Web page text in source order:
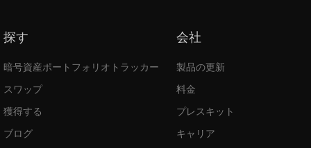
探す
暗号資産ポートフォリオトラッカー
スワップ
獲得する
ブログ
会社
製品の更新
料金
プレスキット
キャリア